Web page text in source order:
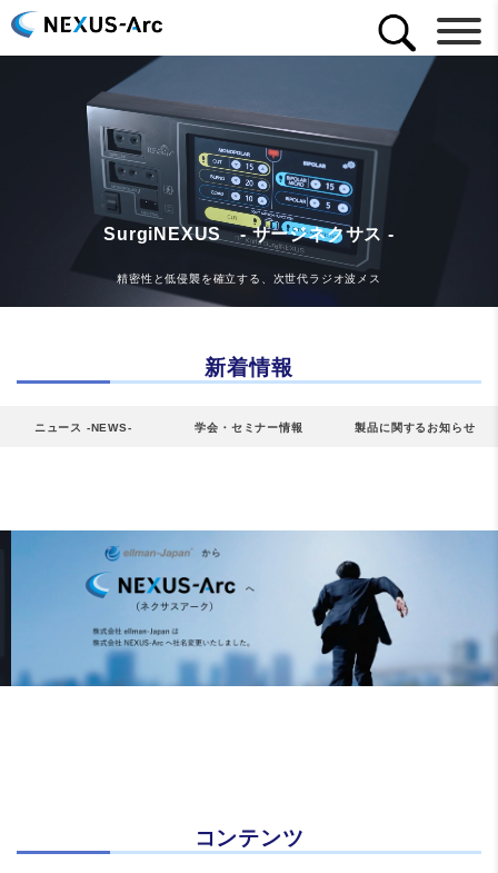
SurgiNEXUS - サージネクサス -
精密性と低侵襲を確立する、次世代ラジオ波メス
新着情報
ニュース -NEWS- 学会・セミナー情報 製品に関するお知らせ
コンテンツ